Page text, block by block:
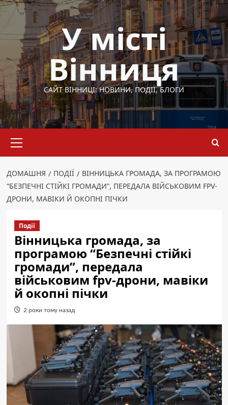
Перейти
до
вмісту
У місті
Вінниця
САЙТ ВІННИЦІ: НОВИНИ, ПОДІЇ, БЛОГИ
меню
ДОМАШНЯ ПОДІЇ
ВІННИЦЬКА ГРОМАДА, ЗА ПРОГРАМОЮ
“БЕЗПЕЧНІ СТІЙКІ ГРОМАДИ”, ПЕРЕДАЛА ВІЙСЬКОВИМ FPV-
ДРОНИ, МАВІКИ Й ОКОПНІ ПІЧКИ
Події
Вінницька громада, за
програмою “Безпечні стійкі
громади”, передала
військовим fpv-дрони, мавіки
й окопні пічки
2 роки тому назад